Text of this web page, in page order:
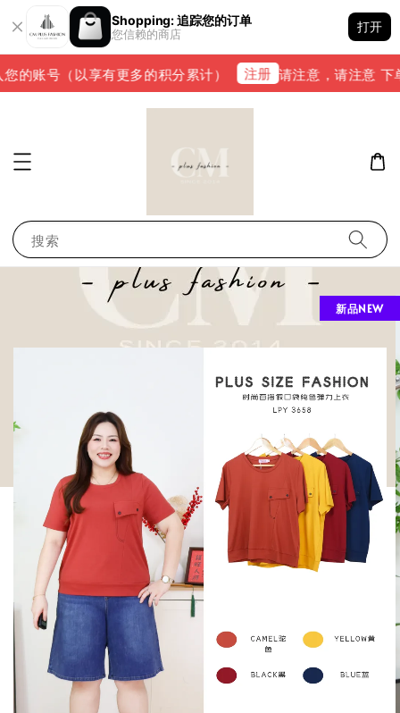
Shopping: 追踪您的订单
您信赖的商店
打开
的账号（以享有更多的积分累计） 注册 请注意，请注意 下
搜索
新品NEW